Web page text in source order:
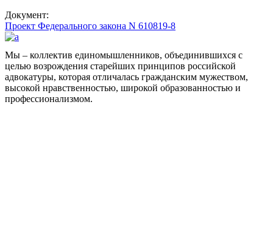
Документ:
Проект Федерального закона N 610819-8
Мы – коллектив единомышленников, объединившихся с
целью возрождения старейших принципов российской
адвокатуры, которая отличалась гражданским мужеством,
высокой нравственностью, широкой образованностью и
профессионализмом.